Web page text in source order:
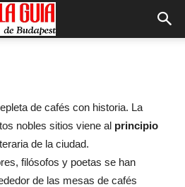
de cafés con historia. La
nobles sitios viene al principio
de la ciudad.
filósofos y poetas se han
de las mesas de cafés